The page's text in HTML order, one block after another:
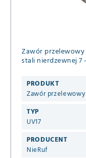
Zawór przelewowy
stali nierdzewnej 7
PRODUKT
Zawór
TYP
UV17
PRODUCENT
NieRuf